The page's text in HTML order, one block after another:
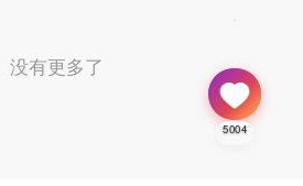
没有更多了
5004